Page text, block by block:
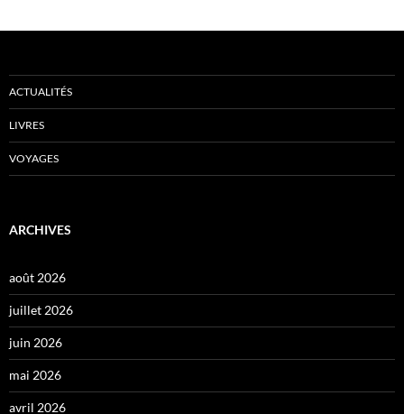
ACTUALITÉS
LIVRES
VOYAGES
ARCHIVES
août 2026
juillet 2026
juin 2026
mai 2026
avril 2026